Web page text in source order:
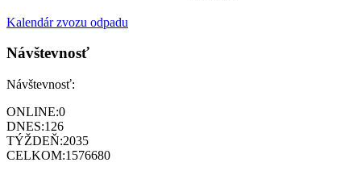
Kalendár zvozu odpadu
Návštevnosť
Návštevnosť:
ONLINE:0
DNES:126
TÝŽDEŇ:2035
CELKOM:1576680